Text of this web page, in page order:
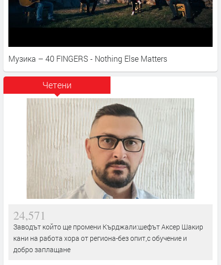
Музика – 40 FINGERS - Nothing Else Matters
Четени
24,571
Заводът който ще промени Кърджали:шефът Аксер Шакир
кани на работа хора от региона-без опит,с обучение и
добро заплащане